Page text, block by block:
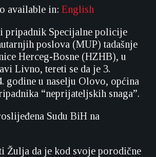
available in: English
pripadnik Specijalne policije
poslova (MUP) tadašnje
Herceg-Bosne (HZHB), u
Livno, tereti se da je 3.
godine u naselju Olovo, općina
“neprijateljskih snaga”.
Sudu BiH na
Žulja da je kod svoje porodične